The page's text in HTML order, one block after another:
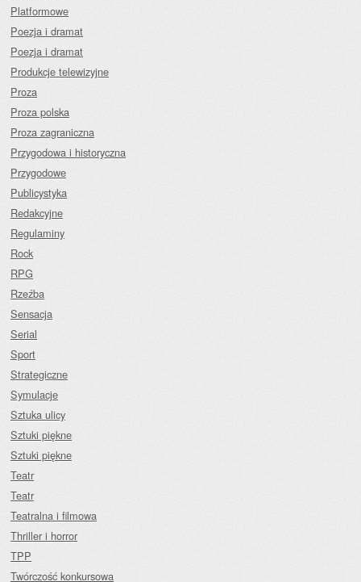
Platformowe
Poezja i dramat
Poezja i dramat
Produkcje telewizyjne
Proza
Proza polska
Proza zagraniczna
Przygodowa i historyczna
Przygodowe
Publicystyka
Redakcyjne
Regulaminy
Rock
RPG
Rzeźba
Sensacja
Serial
Sport
Strategiczne
Symulacje
Sztuka ulicy
Sztuki piękne
Sztuki piękne
Teatr
Teatr
Teatralna i filmowa
Thriller i horror
TPP
Twórczość konkursowa